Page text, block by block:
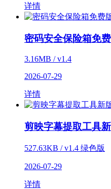
详情
密码安全保险箱免
3.16MB / v1.4
2026-07-29
详情
剪映字幕提取工具
527.63KB / v1.4 绿色版
2026-07-29
详情